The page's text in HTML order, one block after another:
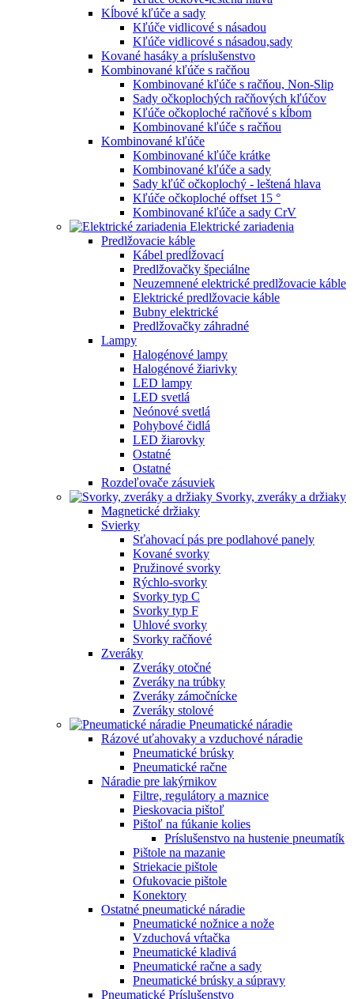
Kĺbové kľúče a sady
Kľúče vidlicové s násadou
Kľúče vidlicové s násadou,sady
Kované hasáky a príslušenstvo
Kombinované kľúče s račňou
Kombinované kľúče s račňou, Non-Slip
Sady očkoplochých račňových kľúčov
Kľúče očkoploché račňové s kĺbom
Kombinované kľúče s račňou
Kombinované kľúče
Kombinované kľúče krátke
Kombinované kľúče a sady
Sady kľúč očkoplochý - leštená hlava
Kľúče očkoploché offset 15 °
Kombinované kľúče a sady CrV
Elektrické zariadenia
Predlžovacie káble
Kábel predĺžovací
Predlžovačky špeciálne
Neuzemnené elektrické predlžovacie káble
Elektrické predlžovacie káble
Bubny elektrické
Predlžovačky záhradné
Lampy
Halogénové lampy
Halogénové žiarivky
LED lampy
LED svetlá
Neónové svetlá
Pohybové čidlá
LED žiarovky
Ostatné
Ostatné
Rozdeľovače zásuviek
Svorky, zveráky a držiaky
Magnetické držiaky
Svierky
Sťahovací pás pre podlahové panely
Kované svorky
Pružinové svorky
Rýchlo-svorky
Svorky typ C
Svorky typ F
Uhlové svorky
Svorky račňové
Zveráky
Zveráky otočné
Zveráky na trúbky
Zveráky zámočnícke
Zveráky stolové
Pneumatické náradie
Rázové uťahovaky a vzduchové náradie
Pneumatické brúsky
Pneumatické račne
Náradie pre lakýrnikov
Filtre, regulátory a maznice
Pieskovacia pištoľ
Pištoľ na fúkanie kolies
Príslušenstvo na hustenie pneumatík
Pištole na mazanie
Striekacie pištole
Ofukovacie pištole
Konektory
Ostatné pneumatické náradie
Pneumatické nožnice a nože
Vzduchová vŕtačka
Pneumatické kladivá
Pneumatické račne a sady
Pneumatické brúsky a súpravy
Pneumatické Príslušenstvo